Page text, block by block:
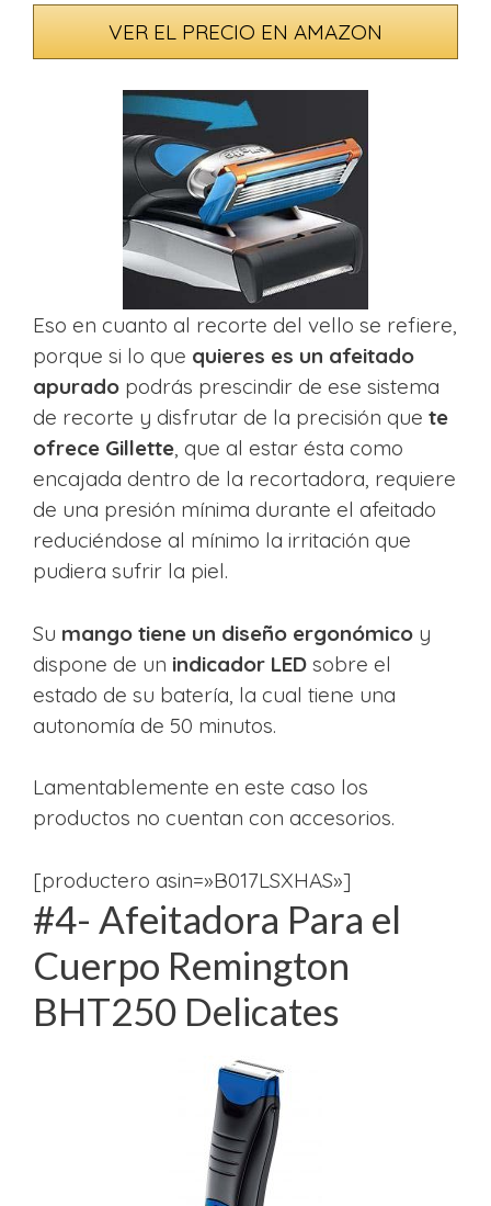
VER EL PRECIO EN AMAZON
Eso en cuanto al recorte del vello se refiere,
porque si lo que quieres es un afeitado
apurado podrás prescindir de ese sistema
de recorte y disfrutar de la precisión que te
ofrece Gillette, que al estar ésta como
encajada dentro de la recortadora, requiere
de una presión mínima durante el afeitado
reduciéndose al mínimo la irritación que
pudiera sufrir la piel.
Su mango tiene un diseño ergonómico y
dispone de un indicador LED sobre el
estado de su batería, la cual tiene una
autonomía de 50 minutos.
Lamentablemente en este caso los
productos no cuentan con accesorios.
[productero asin=»B017LSXHAS»]
#4- Afeitadora Para el
Cuerpo Remington
BHT250 Delicates